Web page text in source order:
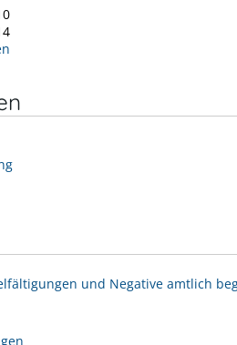
und Negative amtlich